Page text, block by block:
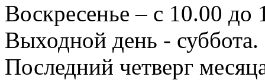
Воскресенье – с 10.00 до
Выходной день - суббота.
Последний четверг